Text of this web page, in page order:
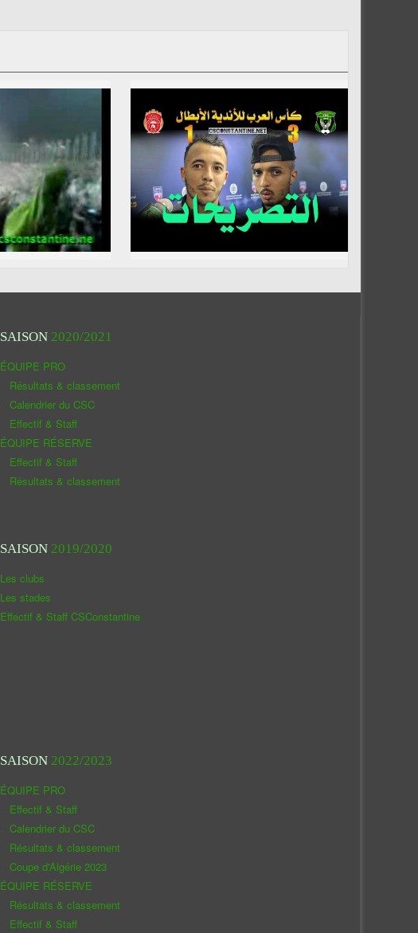
SAISON 2020/2021
ÉQUIPE PRO
Résultats & classement
Calendrier du CSC
Effectif & Staff
ÉQUIPE RÉSERVE
Effectif & Staff
Résultats & classement
SAISON 2019/2020
Les clubs
Les stades
Effectif & Staff CSConstantine
SAISON 2022/2023
ÉQUIPE PRO
Effectif & Staff
Calendrier du CSC
Résultats & classement
Coupe d'Algérie 2023
ÉQUIPE RÉSERVE
Résultats & classement
Effectif & Staff